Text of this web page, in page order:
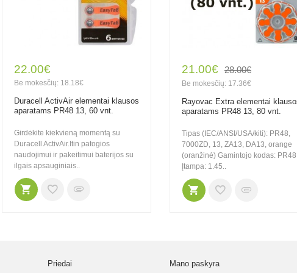
22.00€
Be mokesčių: 18.18€
Duracell ActivAir elementai klausos
aparatams PR48 13, 60 vnt.
Girdėkite kiekvieną momentą su
Duracell ActivAir.Itin patogios
naudojimui ir pakeitimui baterijos su
ilgais apsauginiais..
21.00€ 28.00€
Be mokesčių: 17.36€
Rayovac Extra elementai
aparatams PR48 13, 80 vnt.
Tipas (IEC/ANSI/USA/kiti): PR48,
7000ZD, 13, ZA13, DA13, orange
(oranžinė) Gamintojo kodas: PR48
Įtampa: 1.45..
Priedai Mano paskyra